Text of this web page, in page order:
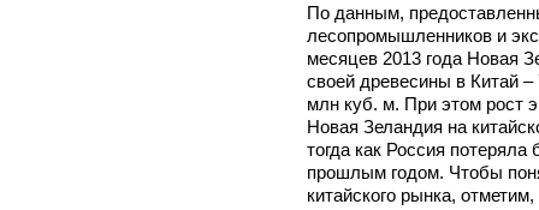
По данным,
лесопромышленников и
месяцев 2013 года Новая
своей древесины в Китай
млн куб. м. При этом рост
Новая Зеландия на
тогда как Россия
прошлым годом. Чтобы
китайского рынка,